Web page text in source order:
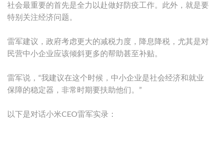
社会最重要的首先是全力以赴做好防疫工作。此外，就是要
特别关注经济问题。
雷军建议，政府考虑更大的减税力度，降息降税，尤其是对
民营中小企业应该倾斜更多的帮助甚至补贴。
雷军说，“我建议在这个时候，中小企业是社会经济和就业
保障的稳定器，非常时期要扶助他们。”
以下是对话小米CEO雷军实录：